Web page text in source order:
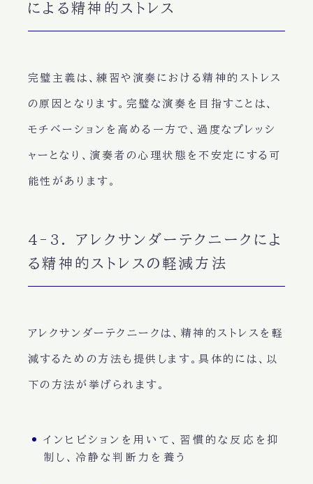
による精神的ストレス
完璧主義は、練習や演奏における精神的ストレス
の原因となります。完璧な演奏を目指すことは、
モチベーションを高める一方で、過度なプレッシ
ャーとなり、演奏者の心理状態を不安定にする可
能性があります。
4-3. アレクサンダーテクニークによ
る精神的ストレスの軽減方法
アレクサンダーテクニークは、精神的ストレスを軽
減するための方法も提供します。具体的には、以
下の方法が挙げられます。
インヒビションを用いて、習慣的な反応を抑
制し、冷静な判断力を養う